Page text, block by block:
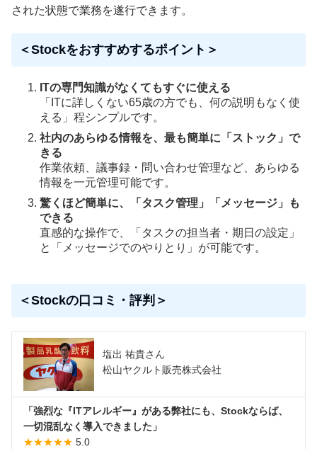
された状態で業務を遂行できます。
＜Stockをおすすめするポイント＞
ITの専門知識がなくてもすぐに使える
「ITに詳しくない65歳の方でも、何の説明もなく使
える」程シンプルです。
社内のあらゆる情報を、最も簡単に「ストック」で
きる
作業依頼、議事録・問い合わせ管理など、あらゆる
情報を一元管理可能です。
驚くほど簡単に、「タスク管理」「メッセージ」も
できる
直感的な操作で、「タスクの担当者・期日の設定」
と「メッセージでのやりとり」が可能です。
＜Stockの口コミ・評判＞
塩出 祐貴さん
松山ヤクルト販売株式会社
「強烈な『ITアレルギー』がある弊社にも、Stockならば、
一切混乱なく導入できました」
★★★★★ 5.0